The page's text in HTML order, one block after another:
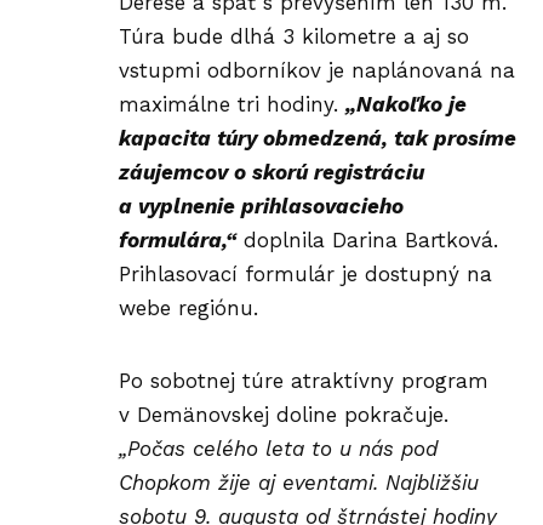
Túra bude dlhá 3 kilometre a aj so
vstupmi odborníkov je naplánovaná na
maximálne tri hodiny. „Nakoľko je
kapacita túry obmedzená, tak prosíme
záujemcov o skorú registráciu
a vyplnenie prihlasovacieho
formulára,“doplnila Darina Bartková.
Prihlasovací formulár je dostupný na
webe regiónu.
Po sobotnej túre atraktívny program
v Demänovskej doline pokračuje.
„Počas celého leta to u nás pod
Chopkom žije aj eventami. Najbližšiu
sobotu 9. augusta od štrnástej hodiny